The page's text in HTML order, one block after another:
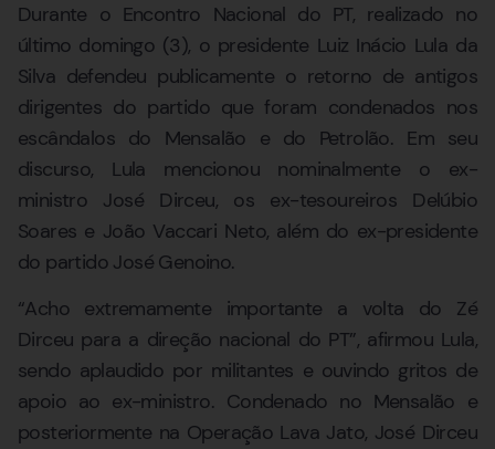
Durante o Encontro Nacional do PT, realizado no
último domingo (3), o presidente Luiz Inácio Lula da
Silva defendeu publicamente o retorno de antigos
dirigentes do partido que foram condenados nos
escândalos do Mensalão e do Petrolão. Em seu
discurso, Lula mencionou nominalmente o ex-
ministro José Dirceu, os ex-tesoureiros Delúbio
Soares e João Vaccari Neto, além do ex-presidente
do partido José Genoino.
“Acho extremamente importante a volta do Zé
Dirceu para a direção nacional do PT”, afirmou Lula,
sendo aplaudido por militantes e ouvindo gritos de
apoio ao ex-ministro. Condenado no Mensalão e
posteriormente na Operação Lava Jato, José Dirceu